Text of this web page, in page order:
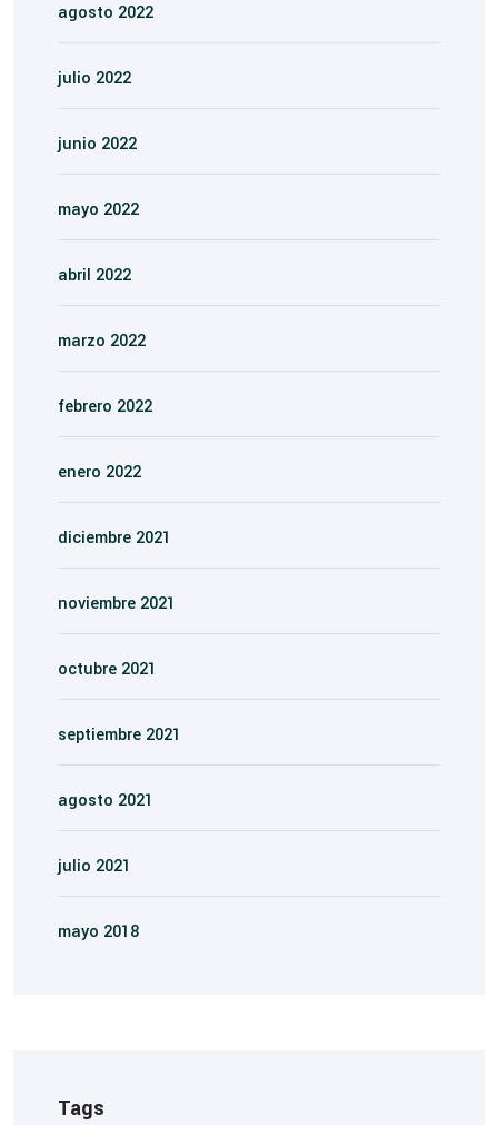
agosto 2022
julio 2022
junio 2022
mayo 2022
abril 2022
marzo 2022
febrero 2022
enero 2022
diciembre 2021
noviembre 2021
octubre 2021
septiembre 2021
agosto 2021
julio 2021
mayo 2018
Tags